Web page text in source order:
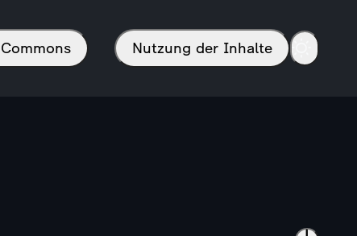
Nutzung der Inhalte